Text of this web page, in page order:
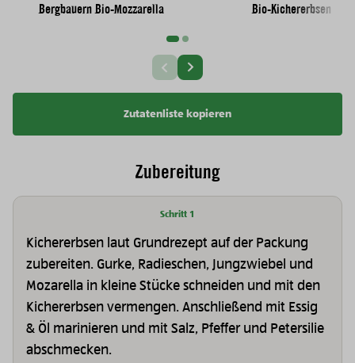
Bergbauern Bio-Mozzarella Bio-Kichererbsen
Vorherige Slide
Zutatenliste kopieren
Zubereitung
Schritt 1
Kichererbsen laut Grundrezept auf der Packung
zubereiten. Gurke, Radieschen, Jungzwiebel und
Mozarella in kleine Stücke schneiden und mit den
Kichererbsen vermengen. Anschließend mit Essig
& Öl marinieren und mit Salz, Pfeffer und Petersilie
abschmecken.